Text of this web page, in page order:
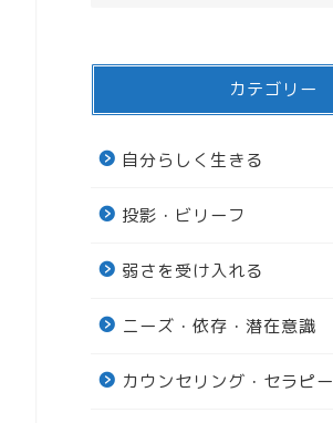
カテゴリー
自分らしく生きる
投影・ビリーフ
弱さを受け入れる
ニーズ・依存・潜在意識
カウンセリング・セラピー